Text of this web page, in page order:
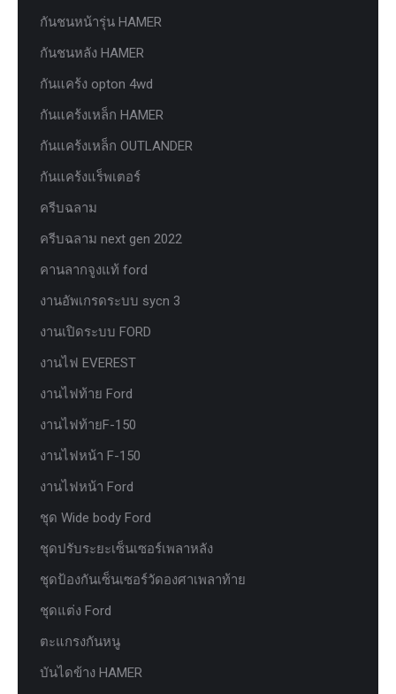
กันชนหน้ารุ่น HAMER
กันชนหลัง HAMER
กันแคร้ง opton 4wd
กันแคร้งเหล็ก HAMER
กันแคร้งเหล็ก OUTLANDER
กันแคร้งแร็พเตอร์
ครีบฉลาม
ครีบฉลาม next gen 2022
คานลากจูงแท้ ford
งานอัพเกรดระบบ sycn 3
งานเปิดระบบ FORD
งานไฟ EVEREST
งานไฟท้าย Ford
งานไฟท้ายF-150
งานไฟหน้า F-150
งานไฟหน้า Ford
ชุด Wide body Ford
ชุดปรับระยะเซ็นเซอร์เพลาหลัง
ชุดป้องกันเซ็นเซอร์วัดองศาเพลาท้าย
ชุดแต่ง Ford
ตะแกรงกันหนู
บันไดข้าง HAMER